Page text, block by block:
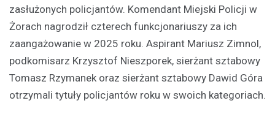
zasłużonych policjantów. Komendant Miejski Policji w
Żorach nagrodził czterech funkcjonariuszy za ich
zaangażowanie w 2025 roku. Aspirant Mariusz Zimnol,
podkomisarz Krzysztof Nieszporek, sierżant sztabowy
Tomasz Rzymanek oraz sierżant sztabowy Dawid Góra
otrzymali tytuły policjantów roku w swoich kategoriach.